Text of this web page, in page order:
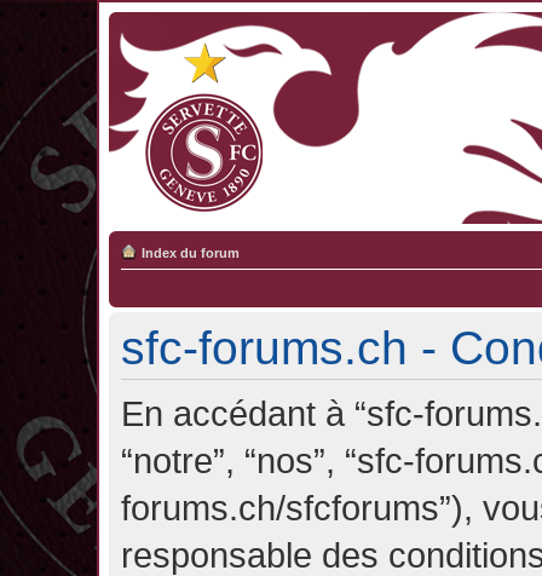
Index du forum
sfc-forums.ch -
En accédant à “sfc-
“notre”, “nos”, “sfc-
forums.ch/sfcforums”),
responsable des